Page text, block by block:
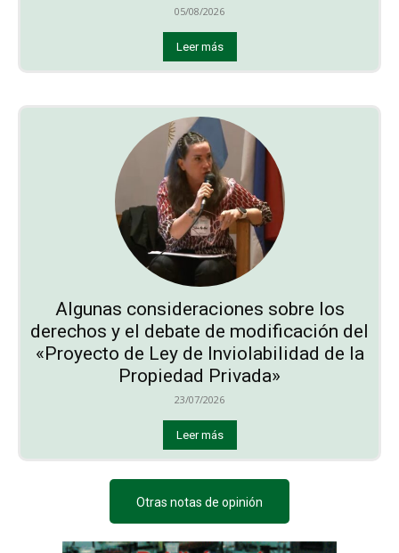
05/08/2026
Leer más
Algunas consideraciones sobre los
derechos y el debate de modificación del
«Proyecto de Ley de Inviolabilidad de la
Propiedad Privada»
23/07/2026
Leer más
Otras notas de opinión